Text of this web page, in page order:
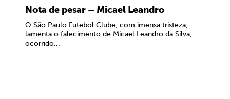
Nota de pesar – Micael Leandro
O São Paulo Futebol Clube, com imensa tristeza,
lamenta o falecimento de Micael Leandro da Silva,
ocorrido...